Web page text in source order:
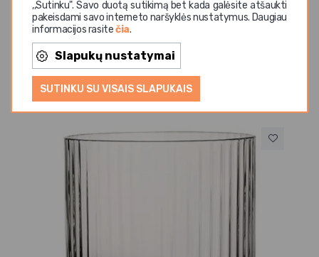
,,Sutinku". Savo duotą sutikimą bet kada galėsite atšaukti
pakeisdami savo interneto naršyklės nustatymus. Daugiau
informacijos rasitečia.
Slapukų nustatymai
SUTINKU SU VISAIS SLAPUKAIS
Panašios prekės